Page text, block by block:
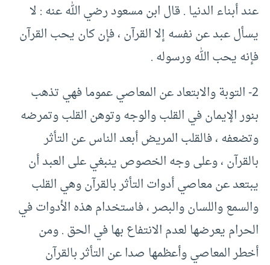
عند أبناء الدنيا . قال ابن مسعود رضي الله عنه : لا
يسأل عبد عن نفسه إلا القرآن ، فإن كان يحب القرآن
فإنه يحب الله ورسوله .
2- التوبة والابتعاد عن المعاصي عموما فهي تذهب
بنور الإيمان في القلب والوجه وتوهن القلب وتمرضه
وتضعفه ، فالقلب المريض أبعد الناس عن التأثر
بالقرآن ، وعلى وجه الخصوص ينبغي على العبد أن
يبتعد عن معاصي أدوات التأثر بالقرآن وهي القلب
والسمع واللسان والبصر ، فاستخدام هذه الأدوات في
الحرام يعرضها لعدم الانتفاع بها في الحق . ومن
أخطر المعاصي وأعظمها صدا عن التأثر بالقرآن